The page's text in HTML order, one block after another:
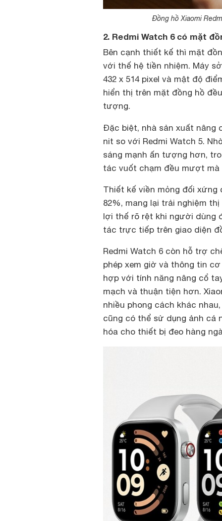
Đồng hồ Xiaomi
2. Redmi Watch 6 có mặt
Bên cạnh thiết kế thì mặt
với thế hệ tiền nhiệm. Máy
432 x 514 pixel và mật độ
hiển thị trên mặt đồng hồ
tượng.
Đặc biệt, nhà sản xuất nâng
nit so với Redmi Watch 5.
sáng mạnh ấn tượng hơn,
tác vuốt chạm đều mượt
Thiết kế viền mỏng đối
82%, mang lại trải nghiệm
lợi thế rõ rệt khi người dùng
tác trực tiếp trên giao diện
Redmi Watch 6 còn hỗ trợ
phép xem giờ và thông tin
hợp với tính năng nâng cổ
mạch và thuận tiện hơn.
nhiều phong cách khác
cũng có thể sử dụng ảnh cá
hóa cho thiết bị đeo hàng